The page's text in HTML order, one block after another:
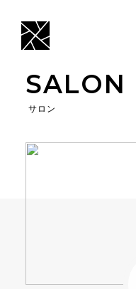
SALON
サロン